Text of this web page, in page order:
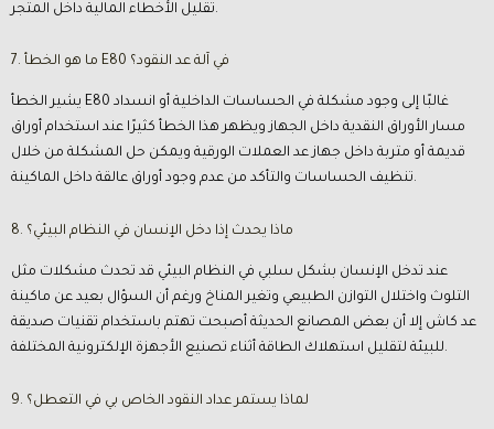
تقليل الأخطاء المالية داخل المتجر.
7. ما هو الخطأ E80 في آلة عد النقود؟
يشير الخطأ E80 غالبًا إلى وجود مشكلة في الحساسات الداخلية أو انسداد
مسار الأوراق النقدية داخل الجهاز ويظهر هذا الخطأ كثيرًا عند استخدام أوراق
قديمة أو متربة داخل جهاز عد العملات الورقية ويمكن حل المشكلة من خلال
تنظيف الحساسات والتأكد من عدم وجود أوراق عالقة داخل الماكينة.
8. ماذا يحدث إذا دخل الإنسان في النظام البيئي؟
عند تدخل الإنسان بشكل سلبي في النظام البيئي قد تحدث مشكلات مثل
التلوث واختلال التوازن الطبيعي وتغير المناخ ورغم أن السؤال بعيد عن ماكينة
عد كاش إلا أن بعض المصانع الحديثة أصبحت تهتم باستخدام تقنيات صديقة
للبيئة لتقليل استهلاك الطاقة أثناء تصنيع الأجهزة الإلكترونية المختلفة.
9. لماذا يستمر عداد النقود الخاص بي في التعطل؟